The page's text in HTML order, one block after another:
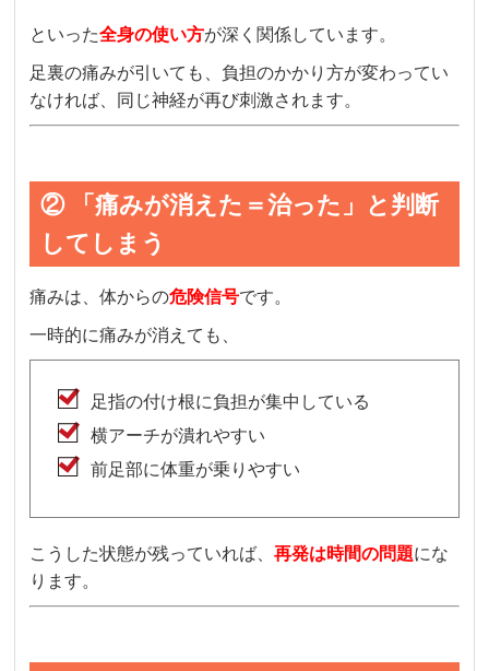
といった全身の使い方が深く関係しています。
足裏の痛みが引いても、負担のかかり方が変わってい
なければ、同じ神経が再び刺激されます。
② 「痛みが消えた＝治った」と判断
してしまう
痛みは、体からの危険信号です。
一時的に痛みが消えても、
足指の付け根に負担が集中している
横アーチが潰れやすい
前足部に体重が乗りやすい
こうした状態が残っていれば、再発は時間の問題にな
ります。